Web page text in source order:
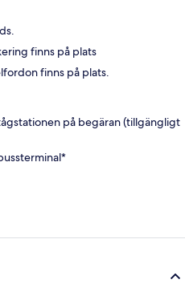
finns på plats
finns på plats.
på begäran (tillgängligt